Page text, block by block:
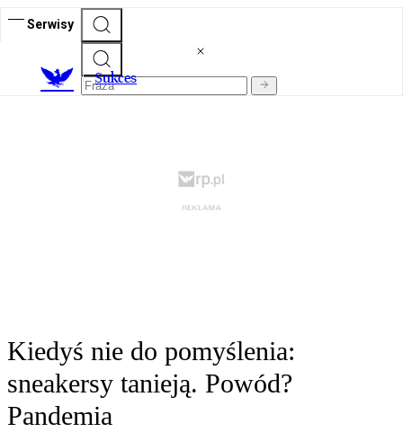
Serwisy
Sukces
Kiedyś nie do pomyślenia:
sneakersy tanieją. Powód?
Pandemia